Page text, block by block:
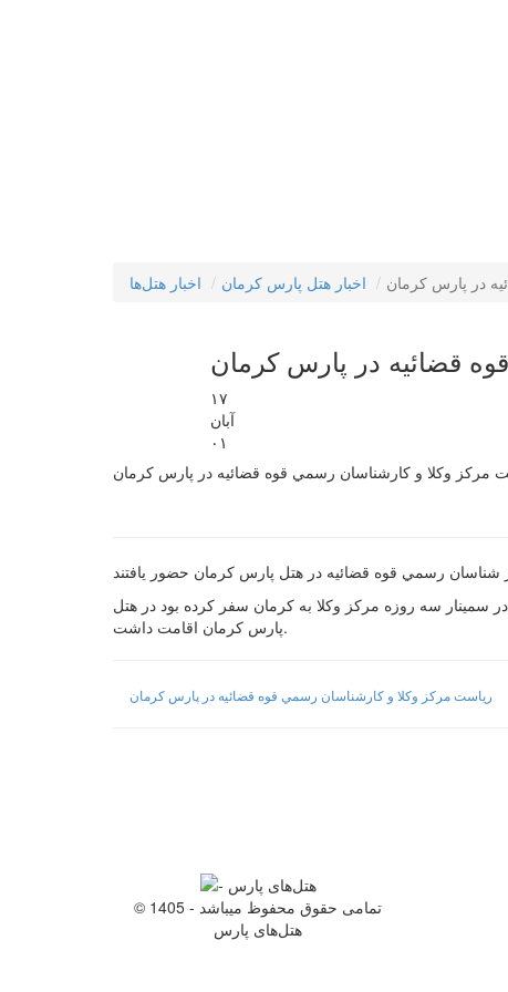
اخبار هتل‌ها اخبار هتل پارس کرمان در پارس كرمان
قضائيه در پارس كرمان
۱۷
آبان
۰۱
مركز وكلا و كارشناسان رسمي قوه قضائيه در پارس كرمان
حضور در سمينار سه روزه مركز وكلا به كرمان سفر كرده بود در هتل
پارس كرمان اقامت داشت.
رياست مركز وكلا و كارشناسان رسمي قوه قضائيه در پارس كرمان
© 1405 - تمامی حقوق محفوظ میباشد
هتل‌های پارس